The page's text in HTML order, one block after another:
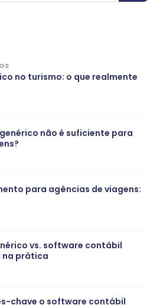
no turismo: o que realmente
não é suficiente para
para agências de viagens:
vs. software contábil
na prática
chave o software contábil